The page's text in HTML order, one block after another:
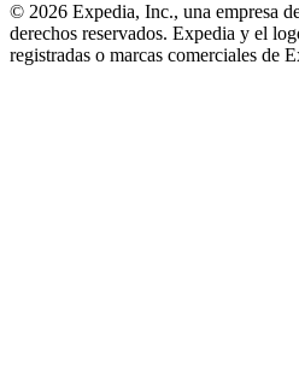
© 2026 Expedia, Inc., una empresa
derechos reservados. Expedia y el
registradas o marcas comerciales de